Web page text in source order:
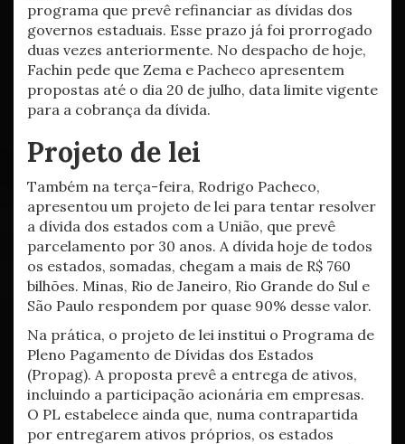
programa que prevê refinanciar as dívidas dos
governos estaduais. Esse prazo já foi prorrogado
duas vezes anteriormente. No despacho de hoje,
Fachin pede que Zema e Pacheco apresentem
propostas até o dia 20 de julho, data limite vigente
para a cobrança da dívida.
Projeto de lei
Também na terça-feira, Rodrigo Pacheco,
apresentou um projeto de lei para tentar resolver
a dívida dos estados com a União, que prevê
parcelamento por 30 anos. A dívida hoje de todos
os estados, somadas, chegam a mais de R$ 760
bilhões. Minas, Rio de Janeiro, Rio Grande do Sul e
São Paulo respondem por quase 90% desse valor.
Na prática, o projeto de lei institui o Programa de
Pleno Pagamento de Dívidas dos Estados
(Propag). A proposta prevê a entrega de ativos,
incluindo a participação acionária em empresas.
O PL estabelece ainda que, numa contrapartida
por entregarem ativos próprios, os estados